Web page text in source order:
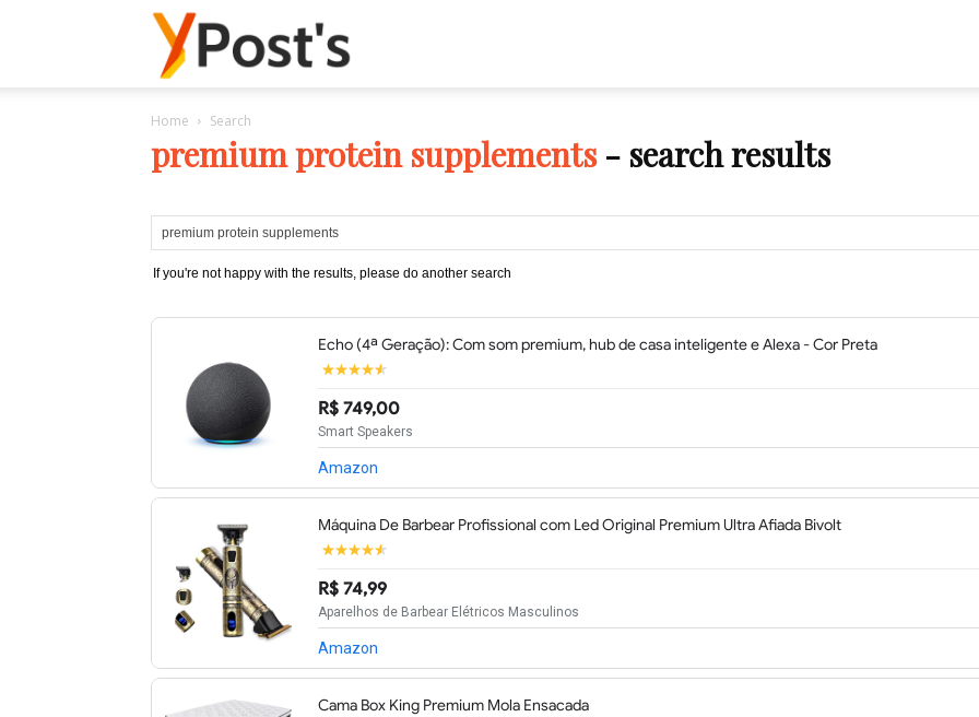
Home Search
premium protein supplements- search results
If you're not happy with the results, please do another search
Echo (4ª Geração): Com som premium, hub de casa inteligente e Alexa - Cor Preta
R$ 749,00
Smart Speakers
Amazon
Máquina De Barbear Profissional com Led Original Premium Ultra Afiada Bivolt
R$ 74,99
Aparelhos de Barbear Elétricos Masculinos
Amazon
Cama Box King Premium Mola Ensacada